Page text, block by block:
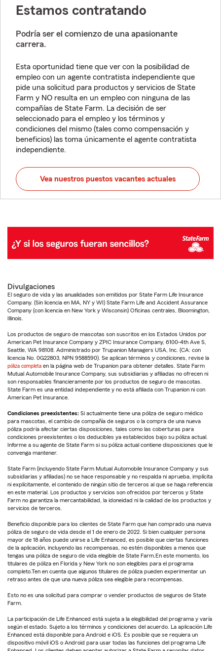
Estamos contratando
Podría ser el comienzo de una apasionante
carrera.
Esta oportunidad tiene que ver con la posibilidad de
empleo con un agente contratista independiente que
pide una solicitud para productos y servicios de State
Farm y NO resulta en un empleo con ninguna de las
compañías de State Farm. La decisión de ser
seleccionado para el empleo y los términos y
condiciones del mismo (tales como compensación y
beneficios) las toma únicamente el agente contratista
independiente.
Vea nuestros puestos vacantes actuales
Divulgaciones
El seguro de vida y las anualidades son emitidos por State Farm Life Insurance
Company. (Sin licencia en MA, NY y WI) State Farm Life and Accident Assurance
Company (con licencia en New York y Wisconsin) Oficinas centrales, Bloomington,
Illinois.
Los productos de seguro de mascotas son suscritos en los Estados Unidos por
American Pet Insurance Company y ZPIC Insurance Company, 6100-4th Ave S,
Seattle, WA 98108. Administrado por Trupanion Managers USA, Inc. (CA: con
licencia No. 0G22803, NPN 9588590). Se aplican términos y condiciones, revise la
póliza completa en la página web de Trupanion para obtener detalles. State Farm
Mutual Automobile Insurance Company, sus subsidiarias y afiliadas no ofrecen ni
son responsables financieramente por los productos de seguro de mascotas.
State Farm es una entidad independiente y no está afiliada con Trupanion ni con
American Pet Insurance.
Condiciones preexistentes: Si actualmente tiene una póliza de seguro médico
para mascotas, el cambio de compañía de seguros o la compra de una nueva
póliza podría afectar ciertas disposiciones, tales como las coberturas para
condiciones preexistentes o los deducibles ya establecidos bajo su póliza actual.
Informe a su agente de State Farm si su póliza actual contiene disposiciones que le
convenga mantener.
State Farm (incluyendo State Farm Mutual Automobile Insurance Company y sus
subsidiarias y afiliadas) no se hace responsable y no respalda ni aprueba, implícita
ni explícitamente, el contenido de ningún sitio de terceros al que se haga referencia
en este material. Los productos y servicios son ofrecidos por terceros y State
Farm no garantiza la mercantabilidad, la idoneidad ni la calidad de los productos y
servicios de terceros.
Beneficio disponible para los clientes de State Farm que han comprado una nueva
póliza de seguro de vida desde el 1 de enero de 2022. Si bien cualquier persona
mayor de 18 años puede unirse a Life Enhanced, es posible que ciertas funciones
de la aplicación, incluyendo las recompensas, no estén disponibles a menos que
tengas una póliza de seguro de vida elegible de State Farm.En este momento, los
titulares de póliza en Florida y New York no son elegibles para el programa
completo.Ten en cuenta que algunos titulares de póliza pueden experimentar un
retraso antes de que una nueva póliza sea elegible para recompensas.
Esto no es una solicitud para comprar o vender productos de seguros de State
Farm.
La participación de Life Enhanced está sujeta a la elegibilidad del programa y varía
según el estado. Sujeto a los términos y condiciones del acuerdo. La aplicación Life
Enhanced está disponible para Android e iOS. Es posible que se requiera un
dispositivo móvil iOS o Android para usar todas las funciones del programa Life